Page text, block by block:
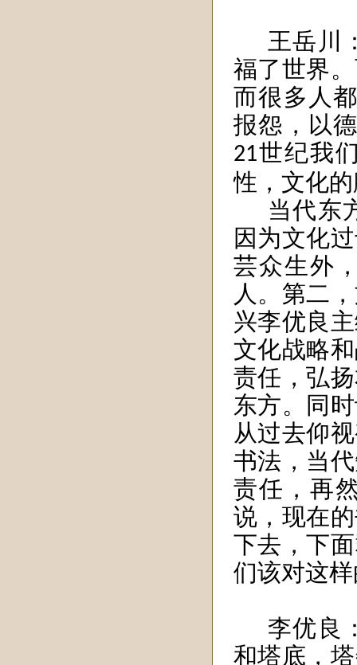
王岳川
福了世界
而很多人
报怨，以
21世纪我
性，文化
当代东
因为文化
芸众生外
人。第二
兴李优良
文化战略
责任，弘
东方。同
从过去仰
书法，当
责任，再
说， 现在
下去，下
们该对这
李优良
和塔底，